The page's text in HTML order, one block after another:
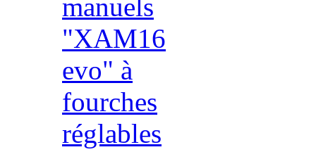
manuels
"XAM16
evo" à
fourches
réglables